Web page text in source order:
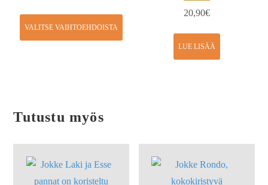
VALITSE VAIHTOEHDOISTA
20,90€
LUE LISÄÄ
Tutustu myös